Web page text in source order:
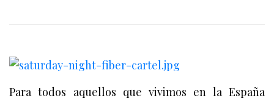
Para todos aquellos que vivimos en la España